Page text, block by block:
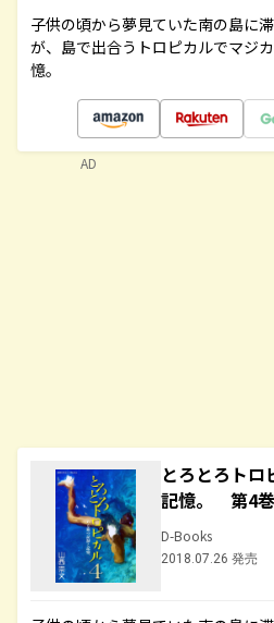
子供の頃から夢見ていた南の島に
が、島で出合うトロピカルでマジ
憶。
とろとろト
記憶。 第4巻
D-Books
2018.07.26 発売
AD